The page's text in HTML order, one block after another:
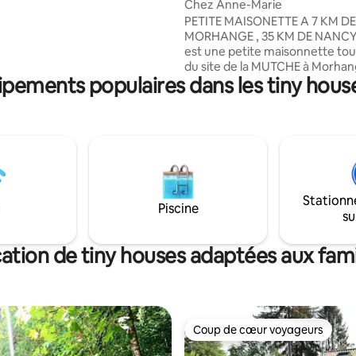
Chez Anne-Marie
PETITE MAISONETTE A 7 KM DE
MORHANGE , 35 KM DE
est une petite maisonnette
du site de la MUTCHE à
pourrez l'apprécier aussi pour
emplacement avec vue sur les
confortables qui sont dans 2
différentes, terrasse, grand
parfait pour les couples avec
enfants,également des
solo.
populaires dans les tiny
Piscine
de tiny houses adaptées aux
Coup de cœur voyageurs
Coup de cœur voyageurs